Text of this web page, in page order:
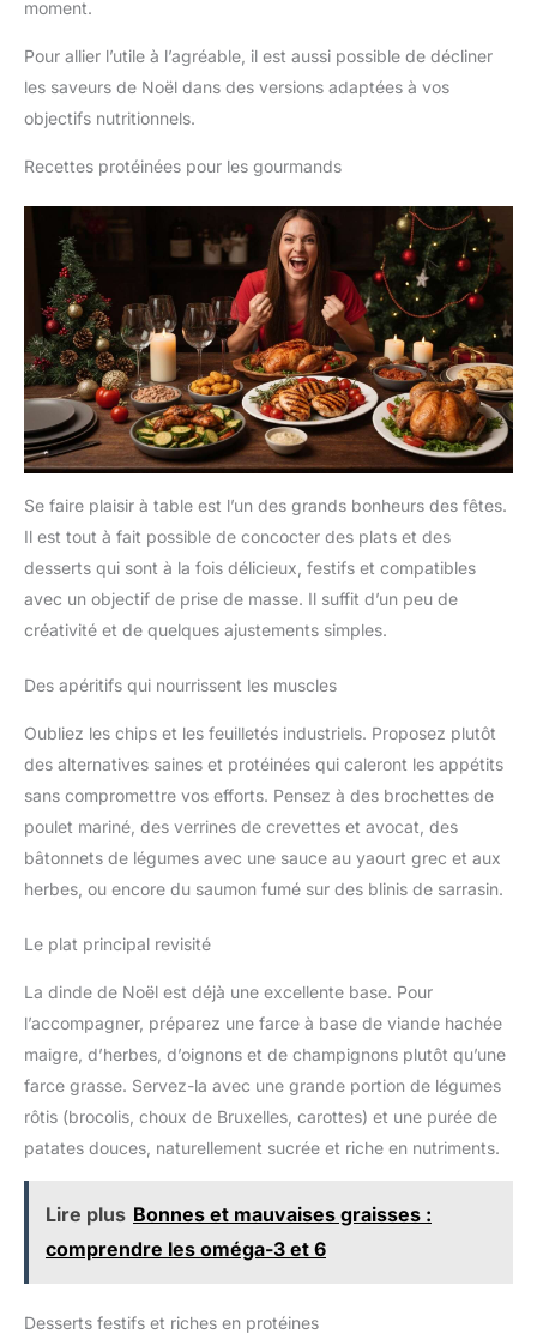
qualifiés et accordons une grande importance à la satisfaction
vous pouvez nous contacter à tout moment.
moment.
Pour allier l’utile à l’agréable, il est aussi possible de décliner
les saveurs de Noël dans des versions adaptées à vos
objectifs nutritionnels.
Recettes protéinées pour les gourmands
Se faire plaisir à table est l’un des grands bonheurs des fêtes.
Il est tout à fait possible de concocter des plats et des
desserts qui sont à la fois délicieux, festifs et compatibles
avec un objectif de prise de masse. Il suffit d’un peu de
créativité et de quelques ajustements simples.
Des apéritifs qui nourrissent les muscles
Oubliez les chips et les feuilletés industriels. Proposez plutôt
des alternatives saines et protéinées qui caleront les appétits
sans compromettre vos efforts. Pensez à des brochettes de
poulet mariné, des verrines de crevettes et avocat, des
bâtonnets de légumes avec une sauce au yaourt grec et aux
herbes, ou encore du saumon fumé sur des blinis de sarrasin.
Le plat principal revisité
La dinde de Noël est déjà une excellente base. Pour
l’accompagner, préparez une farce à base de viande hachée
maigre, d’herbes, d’oignons et de champignons plutôt qu’une
farce grasse. Servez-la avec une grande portion de légumes
rôtis (brocolis, choux de Bruxelles, carottes) et une purée de
patates douces, naturellement sucrée et riche en nutriments.
Lire plus Bonnes et mauvaises graisses :
comprendre les oméga-3 et 6
Desserts festifs et riches en protéines